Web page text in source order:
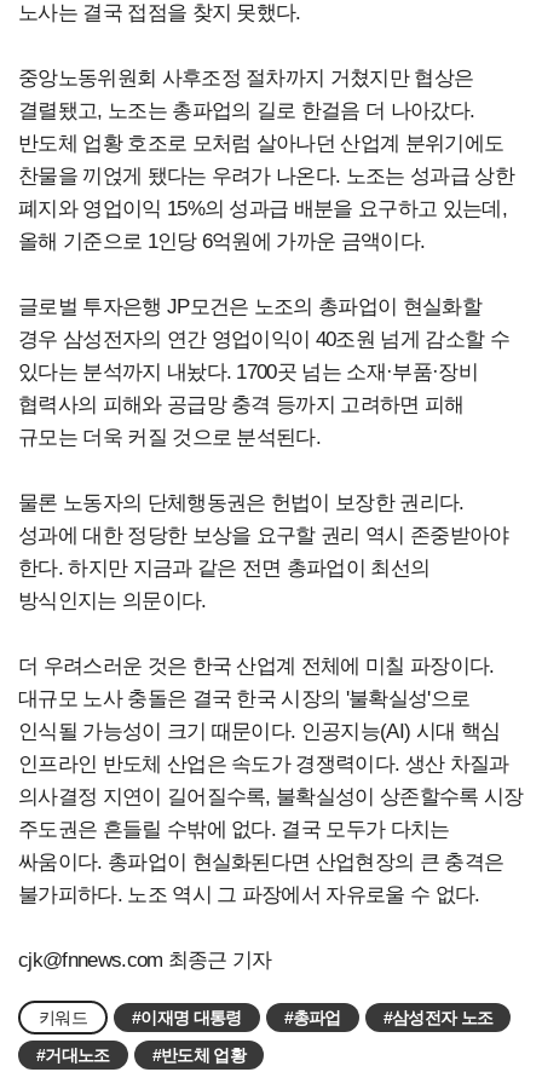
노사는 결국 접점을 찾지 못했다.
중앙노동위원회 사후조정 절차까지 거쳤지만 협상은
결렬됐고, 노조는 총파업의 길로 한걸음 더 나아갔다.
반도체 업황 호조로 모처럼 살아나던 산업계 분위기에도
찬물을 끼얹게 됐다는 우려가 나온다. 노조는 성과급 상한
폐지와 영업이익 15%의 성과급 배분을 요구하고 있는데,
올해 기준으로 1인당 6억원에 가까운 금액이다.
글로벌 투자은행 JP모건은 노조의 총파업이 현실화할
경우 삼성전자의 연간 영업이익이 40조원 넘게 감소할 수
있다는 분석까지 내놨다. 1700곳 넘는 소재·부품·장비
협력사의 피해와 공급망 충격 등까지 고려하면 피해
규모는 더욱 커질 것으로 분석된다.
물론 노동자의 단체행동권은 헌법이 보장한 권리다.
성과에 대한 정당한 보상을 요구할 권리 역시 존중받아야
한다. 하지만 지금과 같은 전면 총파업이 최선의
방식인지는 의문이다.
더 우려스러운 것은 한국 산업계 전체에 미칠 파장이다.
대규모 노사 충돌은 결국 한국 시장의 '불확실성'으로
인식될 가능성이 크기 때문이다. 인공지능(AI) 시대 핵심
인프라인 반도체 산업은 속도가 경쟁력이다. 생산 차질과
의사결정 지연이 길어질수록, 불확실성이 상존할수록 시장
주도권은 흔들릴 수밖에 없다. 결국 모두가 다치는
싸움이다. 총파업이 현실화된다면 산업현장의 큰 충격은
불가피하다. 노조 역시 그 파장에서 자유로울 수 없다.
cjk@fnnews.com 최종근 기자
키워드 #이재명 대통령 #총파업
#삼성전자 노조
#거대노조
#반도체 업황